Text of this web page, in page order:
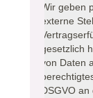
Wir geben
externe
gesetzlich
von Daten
DSGVO